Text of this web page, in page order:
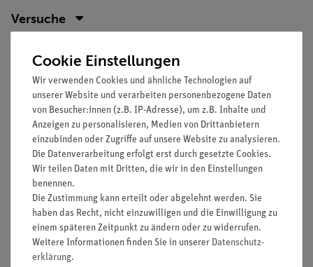
Versuche
Lieferumfang
Zubehör
Media / Downloads
Kunden interessierten sich auch
für…
Cookie Einstellungen
Wir verwenden Cookies und ähnliche Technologien auf
unserer Website und verarbeiten personenbezogene Daten
von Besucher:innen (z.B. IP-Adresse), um z.B. Inhalte und
Anzeigen zu personalisieren, Medien von Drittanbietern
einzubinden oder Zugriffe auf unsere Website zu analysieren.
Die Datenverarbeitung erfolgt erst durch gesetzte Cookies.
Wir teilen Daten mit Dritten, die wir in den Einstellungen
benennen.
Die Zustimmung kann erteilt oder abgelehnt werden. Sie
haben das Recht, nicht einzuwilligen und die Einwilligung zu
einem späteren Zeitpunkt zu ändern oder zu widerrufen.
Weitere Informationen finden Sie in unserer Daten­schutz­
erklärung.